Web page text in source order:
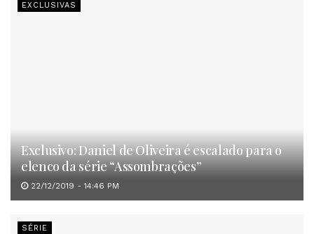
EXCLUSIVAS
Exclusivo: Daniel de Oliveira é escalado para o
elenco da série “Assombrações”
22/12/2019 - 14:46 PM
SÉRIE